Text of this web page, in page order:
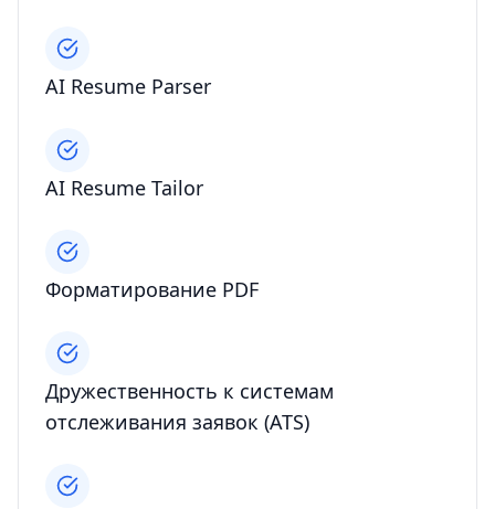
AI Resume Parser
AI Resume Tailor
Форматирование PDF
Дружественность к системам
отслеживания заявок (ATS)